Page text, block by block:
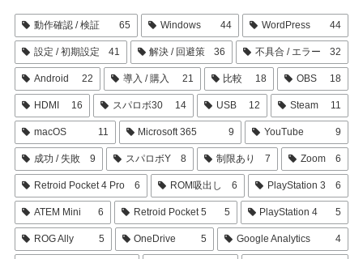
動作確認 / 検証 65 Windows 44 WordPress 44
設定 / 初期設定 41 解決 / 回避策 36 不具合 / エラー 32
Android 22 導入 / 購入 21 比較 18 OBS 18
HDMI 16 スパロボ30 14 USB 12 Steam 11
macOS 11 Microsoft 365 9 YouTube 9
成功 / 失敗 9 スパロボY 8 制限あり 7 Zoom 6
Retroid Pocket 4 Pro 6 ROM吸出し 6 PlayStation 3 6
ATEM Mini 6 Retroid Pocket 5 5 PlayStation 4 5
ROG Ally 5 OneDrive 5 Google Analytics 4